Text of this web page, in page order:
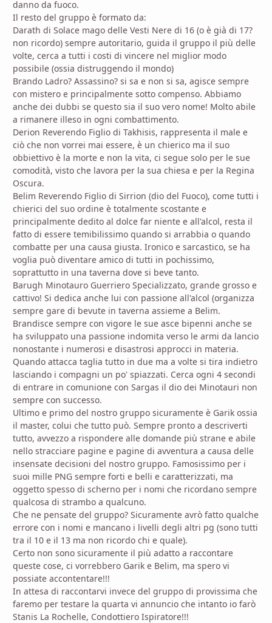
danno da fuoco.
Il resto del gruppo è formato da:
Darath di Solace mago delle Vesti Nere di 16 (o è già di 17?
non ricordo) sempre autoritario, guida il gruppo il più delle
volte, cerca a tutti i costi di vincere nel miglior modo
possibile (ossia distruggendo il mondo)
Brando Ladro? Assassino? si sa e non si sa, agisce sempre
con mistero e principalmente sotto compenso. Abbiamo
anche dei dubbi se questo sia il suo vero nome! Molto abile
a rimanere illeso in ogni combattimento.
Derion Reverendo Figlio di Takhisis, rappresenta il male e
ciò che non vorrei mai essere, è un chierico ma il suo
obbiettivo è la morte e non la vita, ci segue solo per le sue
comodità, visto che lavora per la sua chiesa e per la Regina
Oscura.
Belim Reverendo Figlio di Sirrion (dio del Fuoco), come tutti i
chierici del suo ordine è totalmente scostante e
principalmente dedito al dolce far niente e all'alcol, resta il
fatto di essere temibilissimo quando si arrabbia o quando
combatte per una causa giusta. Ironico e sarcastico, se ha
voglia può diventare amico di tutti in pochissimo,
soprattutto in una taverna dove si beve tanto.
Barugh Minotauro Guerriero Specializzato, grande grosso e
cattivo! Si dedica anche lui con passione all'alcol (organizza
sempre gare di bevute in taverna assieme a Belim.
Brandisce sempre con vigore le sue asce bipenni anche se
ha sviluppato una passione indomita verso le armi da lancio
nonostante i numerosi e disastrosi approcci in materia.
Quando attacca taglia tutto in due ma a volte si tira indietro
lasciando i compagni un po' spiazzati. Cerca ogni 4 secondi
di entrare in comunione con Sargas il dio dei Minotauri non
sempre con successo.
Ultimo e primo del nostro gruppo sicuramente è Garik ossia
il master, colui che tutto può. Sempre pronto a descriverti
tutto, avvezzo a rispondere alle domande più strane e abile
nello stracciare pagine e pagine di avventura a causa delle
insensate decisioni del nostro gruppo. Famosissimo per i
suoi mille PNG sempre forti e belli e caratterizzati, ma
oggetto spesso di scherno per i nomi che ricordano sempre
qualcosa di strambo a qualcuno.
Che ne pensate del gruppo? Sicuramente avrò fatto qualche
errore con i nomi e mancano i livelli degli altri pg (sono tutti
tra il 10 e il 13 ma non ricordo chi e quale).
Certo non sono sicuramente il più adatto a raccontare
queste cose, ci vorrebbero Garik e Belim, ma spero vi
possiate accontentare!!!
In attesa di raccontarvi invece del gruppo di provissima che
faremo per testare la quarta vi annuncio che intanto io farò
Stanis La Rochelle, Condottiero Ispiratore!!!